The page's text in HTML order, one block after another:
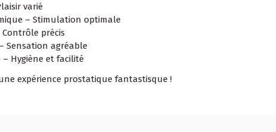
varié
– Stimulation optimale
précis
Sensation agréable
– Hygiène et facilité
expérience prostatique fantastisque !